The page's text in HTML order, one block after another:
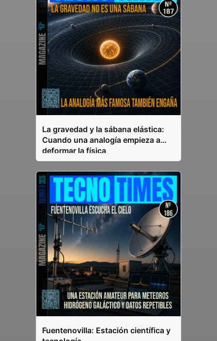
La gravedad y la sábana elástica:
Cuando una analogía empieza a
deformar la física
Fuentenovilla: Estación científica y